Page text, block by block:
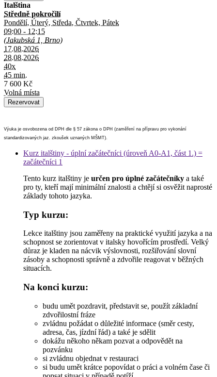
Italština
Středně pokročilí
Pondělí, Úterý, Středa, Čtvrtek, Pátek
09:00 - 12:15
(Jakubská 1, Brno)
17.08.2026
28.08.2026
40x
45 min.
7 600 Kč
Volná místa
Výuka je osvobozena od DPH dle § 57 zákona o DPH (zaměření na přípravu pro vykonání
standardizovaných jaz. zkoušek uznaných MŠMT).
Kurz italštiny - úplní začátečníci (úroveň A0-A1, část 1.) =
začátečníci 1
Tento kurz italštiny je určen pro úplné začátečníky a také
pro ty, kteří mají minimální znalosti a chtějí si osvěžit naprosté
základy tohoto jazyka.
Typ kurzu:
Lekce italštiny jsou zaměřeny na praktické využití jazyka a na
schopnost se zorientovat v italsky hovořícím prostředí. Velký
důraz je kladen na nácvik výslovnosti, rozšiřování slovní
zásoby a schopnosti správně a zdvořile reagovat v běžných
situacích.
Na konci kurzu:
budu umět pozdravit, představit se, použít základní
zdvořilostní fráze
zvládnu požádat o důležité informace (směr cesty,
adresa, čas, jízdní řád) a také je sdělit
dokážu někoho někam pozvat a odpovědět na
pozvánku
si zvládnu objednat v restauraci
si budu umět krátce popovídat o práci a volném čase či